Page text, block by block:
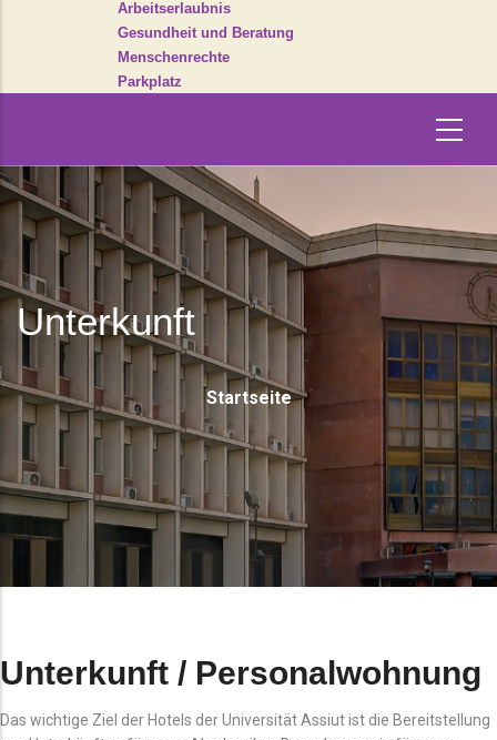
Arbeitserlaubnis
Gesundheit und Beratung
Menschenrechte
Parkplatz
Unterkunft
Startseite
Unterkunft / Personalwohnung
Das wichtige Ziel der Hotels der Universität Assiut ist die Bereitstellung